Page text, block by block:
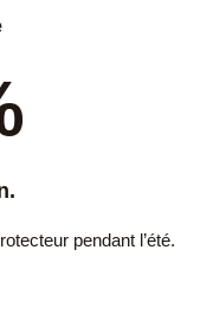
pendant l’été.